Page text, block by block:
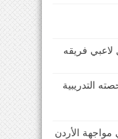
فريقه
التدريبية
مواجهة الأردن